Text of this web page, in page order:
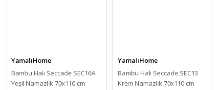
YamalıHome
Bambu Halı Seccade SEC16A
Yeşil Namazlık 70x110 cm
YamalıHome
Bambu Halı Seccade SEC13
Krem Namazlık 70x110 cm